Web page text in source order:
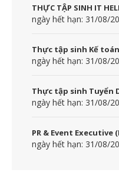
THỰC TẬP SINH IT
ngày hết hạn: 31/08/
Thực tập sinh Kế toán
ngày hết hạn: 31/08/
Thực tập sinh Tuyển
ngày hết hạn: 31/08/
PR & Event
ngày hết hạn: 31/08/